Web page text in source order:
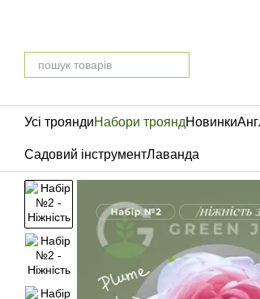
Усі трояндиНабори трояндНовинки
Садовий інструментЛаванда